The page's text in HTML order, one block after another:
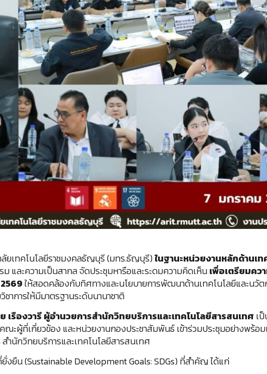
ลัยเทคโนโลยีราชมงคลธัญบุรี (มทร.ธัญบุรี)ในฐานะหน่วยงานหลักด้านเ
และความเป็นสากล จัดประชุมหารือและระดมความคิดเห็นเพื่อเตรียมคว
ให้สอดคล้องกับทิศทางและนโยบายการพัฒนาด้านเทคโนโลยีและนวั
าการให้มีมาตรฐานระดับนานาชาติ
เรืองวารี ผู้อำนวยการสำนักวิทยบริการและเทคโนโลยีสารสนเทศ เ
ะผู้ที่เกี่ยวข้อง และหน่วยงานกองประชาสัมพันธ์ เข้าร่วมประชุมอย่างพร้อ
สำนักวิทยบริการและเทคโนโลยีสารสนเทศ
ยืน (Sustainable Development Goals: SDGs) ที่สำคัญ ได้แก่